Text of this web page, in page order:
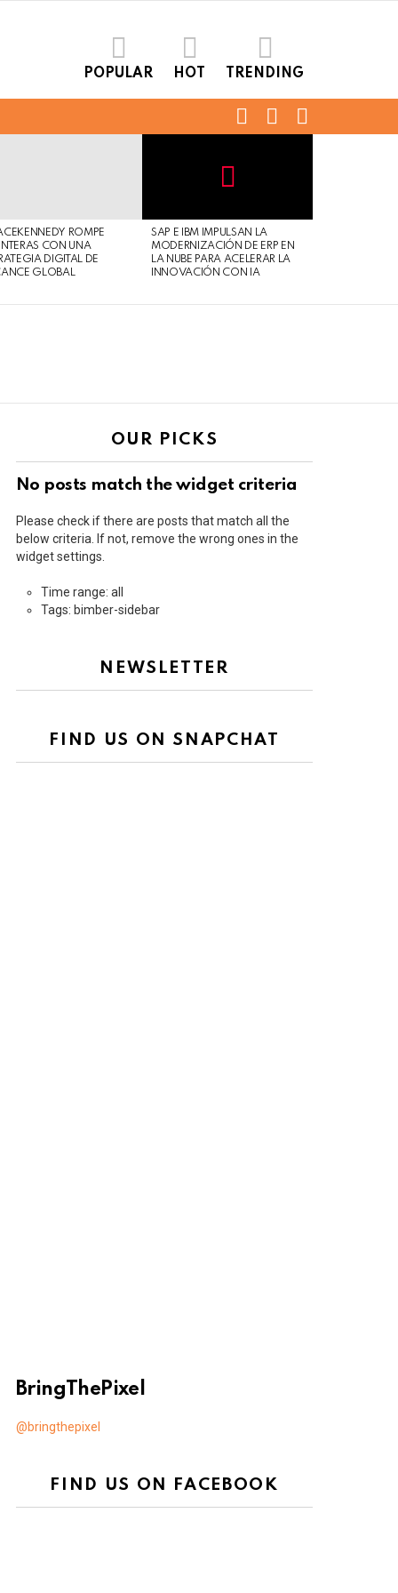
POPULAR HOT TRENDING
FOLLOWSEARCH
ROMPE
CON UNA
DIGITAL DE
GLOBAL
Safe
For
Work
view
this
post
SAP E IBM IMPULSAN LA
MODERNIZACIÓN DE ERP EN
LA NUBE PARA ACELERAR LA
INNOVACIÓN CON IA
OUR PICKS
No posts match the widget criteria
Please check if there are posts that match all the
below criteria. If not, remove the wrong ones in the
widget settings.
Time range: all
Tags: bimber-sidebar
NEWSLETTER
FIND US ON SNAPCHAT
BringThePixel
@bringthepixel
FIND US ON FACEBOOK